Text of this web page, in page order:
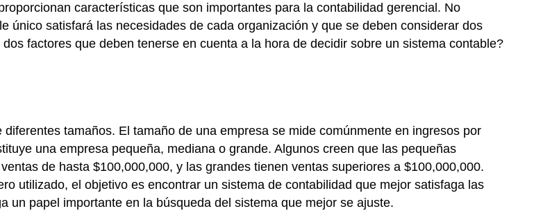
características que son importantes para la contabilidad gerencial. No
único satisfará las necesidades de cada organización y que se deben considerar dos
factores que deben tenerse en cuenta a la hora de decidir sobre un sistema contable?
tamaños. El tamaño de una empresa se mide comúnmente en ingresos por
una empresa pequeña, mediana o grande. Algunos creen que las pequeñas
de hasta $100,000,000, y las grandes tienen ventas superiores a $100,000,000.
utilizado, el objetivo es encontrar un sistema de contabilidad que mejor satisfaga las
un papel importante en la búsqueda del sistema que mejor se ajuste.